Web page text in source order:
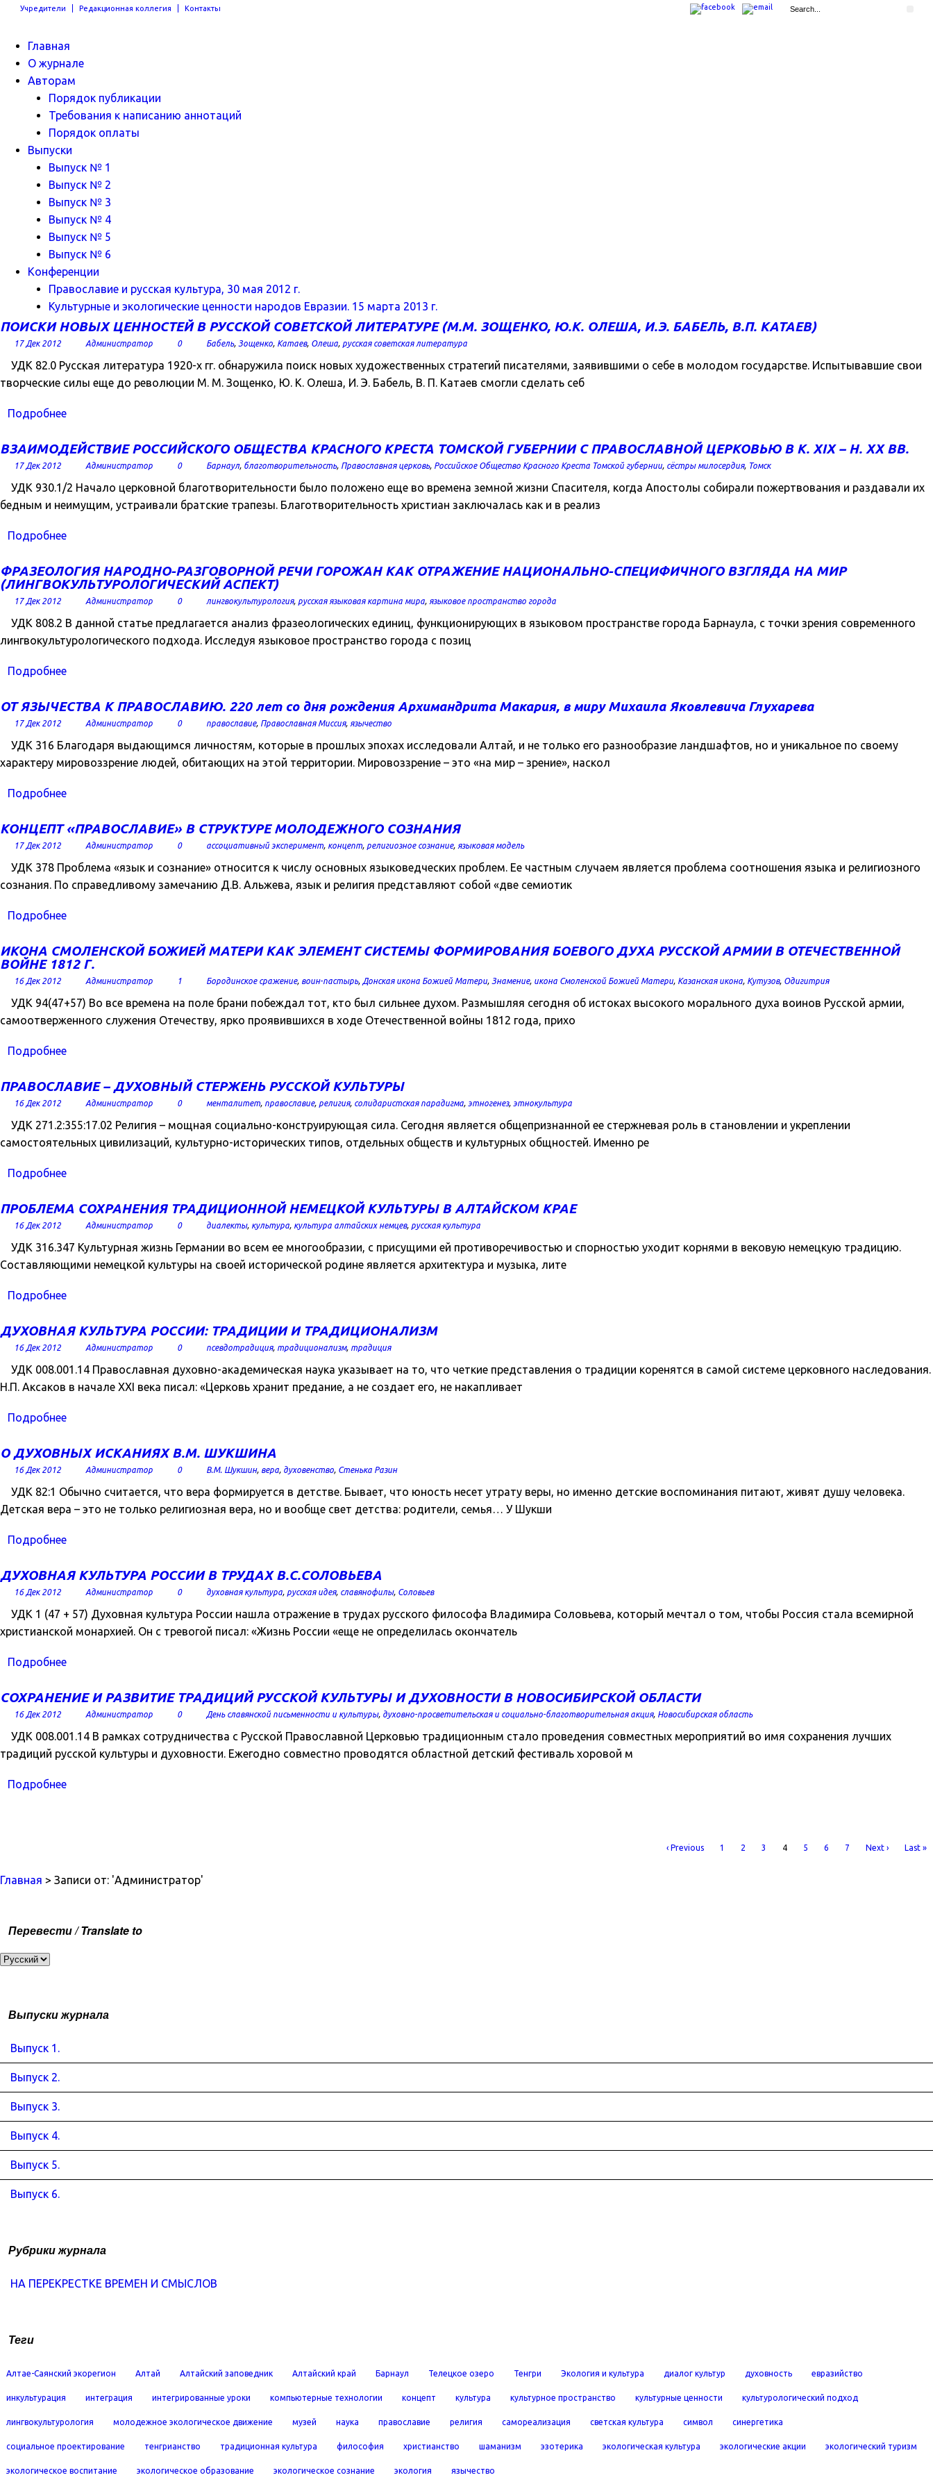
Учредители Редакционная коллегия Контакты
Главная
О журнале
Авторам
Порядок публикации
Требования к написанию аннотаций
Порядок оплаты
Выпуски
Выпуск № 1
Выпуск № 2
Выпуск № 3
Выпуск № 4
Выпуск № 5
Выпуск № 6
Конференции
Православие и русская культура, 30 мая 2012 г.
Культурные и экологические ценности народов Евразии. 15 марта 2013 г.
ПОИСКИ НОВЫХ ЦЕННОСТЕЙ В РУССКОЙ СОВЕТСКОЙ ЛИТЕРАТУРЕ (М.М. ЗОЩЕНКО, Ю.К. ОЛЕША, И.Э. БАБЕЛЬ, В.П. КАТАЕВ)
17 Дек 2012 Администратор 0 Бабель, Зощенко, Катаев, Олеша, русская советская литература
УДК 82.0 Русская литература 1920-х гг. обнаружила поиск новых художественных стратегий писателями, заявившими о себе в молодом государстве. Испытывавшие свои
творческие силы еще до революции М. М. Зощенко, Ю. К. Олеша, И. Э. Бабель, В. П. Катаев смогли сделать себ
Подробнее
ВЗАИМОДЕЙСТВИЕ РОССИЙСКОГО ОБЩЕСТВА КРАСНОГО КРЕСТА ТОМСКОЙ ГУБЕРНИИ С ПРАВОСЛАВНОЙ ЦЕРКОВЬЮ В К. XIX – Н. XX ВВ.
17 Дек 2012 Администратор 0 Барнаул, благотворительность, Православная церковь, Российское Общество Красного Креста Томской губернии, сёстры милосердия, Томск
УДК 930.1/2 Начало церковной благотворительности было положено еще во времена земной жизни Спасителя, когда Апостолы собирали пожертвования и раздавали их
бедным и неимущим, устраивали братские трапезы. Благотворительность христиан заключалась как и в реализ
Подробнее
ФРАЗЕОЛОГИЯ НАРОДНО-РАЗГОВОРНОЙ РЕЧИ ГОРОЖАН КАК ОТРАЖЕНИЕ НАЦИОНАЛЬНО-СПЕЦИФИЧНОГО ВЗГЛЯДА НА МИР
(ЛИНГВОКУЛЬТУРОЛОГИЧЕСКИЙ АСПЕКТ)
17 Дек 2012 Администратор 0 лингвокультурология, русская языковая картина мира, языковое пространство города
УДК 808.2 В данной статье предлагается анализ фразеологических единиц, функционирующих в языковом пространстве города Барнаула, с точки зрения современного
лингвокультурологического подхода. Исследуя языковое пространство города с позиц
Подробнее
ОТ ЯЗЫЧЕСТВА К ПРАВОСЛАВИЮ. 220 лет со дня рождения Архимандрита Макария, в миру Михаила Яковлевича Глухарева
17 Дек 2012 Администратор 0 православие, Православная Миссия, язычество
УДК 316 Благодаря выдающимся личностям, которые в прошлых эпохах исследовали Алтай, и не только его разнообразие ландшафтов, но и уникальное по своему
характеру мировоззрение людей, обитающих на этой территории. Мировоззрение – это «на мир – зрение», наскол
Подробнее
КОНЦЕПТ «ПРАВОСЛАВИЕ» В СТРУКТУРЕ МОЛОДЕЖНОГО СОЗНАНИЯ
17 Дек 2012 Администратор 0 ассоциативный эксперимент, концепт, религиозное сознание, языковая модель
УДК 378 Проблема «язык и сознание» относится к числу основных языковедческих проблем. Ее частным случаем является проблема соотношения языка и религиозного
сознания. По справедливому замечанию Д.В. Альжева, язык и религия представляют собой «две семиотик
Подробнее
ИКОНА СМОЛЕНСКОЙ БОЖИЕЙ МАТЕРИ КАК ЭЛЕМЕНТ СИСТЕМЫ ФОРМИРОВАНИЯ БОЕВОГО ДУХА РУССКОЙ АРМИИ В ОТЕЧЕСТВЕННОЙ
ВОЙНЕ 1812 Г.
16 Дек 2012 Администратор 1 Бородинское сражение, воин-пастырь, Донская икона Божией Матери, Знамение, икона Смоленской Божией Матери, Казанская икона, Кутузов, Одигитрия
УДК 94(47+57) Во все времена на поле брани побеждал тот, кто был сильнее духом. Размышляя сегодня об истоках высокого морального духа воинов Русской армии,
самоотверженного служения Отечеству, ярко проявившихся в ходе Отечественной войны 1812 года, прихо
Подробнее
ПРАВОСЛАВИЕ – ДУХОВНЫЙ СТЕРЖЕНЬ РУССКОЙ КУЛЬТУРЫ
16 Дек 2012 Администратор 0 менталитет, православие, религия, солидаристская парадигма, этногенез, этнокультура
УДК 271.2:355:17.02 Религия – мощная социально-конструирующая сила. Сегодня является общепризнанной ее стержневая роль в становлении и укреплении
самостоятельных цивилизаций, культурно-исторических типов, отдельных обществ и культурных общностей. Именно ре
Подробнее
ПРОБЛЕМА СОХРАНЕНИЯ ТРАДИЦИОННОЙ НЕМЕЦКОЙ КУЛЬТУРЫ В АЛТАЙСКОМ КРАЕ
16 Дек 2012 Администратор 0 диалекты, культура, культура алтайских немцев, русская культура
УДК 316.347 Культурная жизнь Германии во всем ее многообразии, с присущими ей противоречивостью и спорностью уходит корнями в вековую немецкую традицию.
Составляющими немецкой культуры на своей исторической родине является архитектура и музыка, лите
Подробнее
ДУХОВНАЯ КУЛЬТУРА РОССИИ: ТРАДИЦИИ И ТРАДИЦИОНАЛИЗМ
16 Дек 2012 Администратор 0 псевдотрадиция, традиционализм, традиция
УДК 008.001.14 Православная духовно-академическая наука указывает на то, что четкие представления о традиции коренятся в самой системе церковного наследования.
Н.П. Аксаков в начале XXI века писал: «Церковь хранит предание, а не создает его, не накапливает
Подробнее
О ДУХОВНЫХ ИСКАНИЯХ В.М. ШУКШИНА
16 Дек 2012 Администратор 0 В.М. Шукшин, вера, духовенство, Стенька Разин
УДК 82:1 Обычно считается, что вера формируется в детстве. Бывает, что юность несет утрату веры, но именно детские воспоминания питают, живят душу человека.
Детская вера – это не только религиозная вера, но и вообще свет детства: родители, семья… У Шукши
Подробнее
ДУХОВНАЯ КУЛЬТУРА РОССИИ В ТРУДАХ В.С.СОЛОВЬЕВА
16 Дек 2012 Администратор 0 духовная культура, русская идея, славянофилы, Соловьев
УДК 1 (47 + 57) Духовная культура России нашла отражение в трудах русского философа Владимира Соловьева, который мечтал о том, чтобы Россия стала всемирной
христианской монархией. Он с тревогой писал: «Жизнь России «еще не определилась окончатель
Подробнее
СОХРАНЕНИЕ И РАЗВИТИЕ ТРАДИЦИЙ РУССКОЙ КУЛЬТУРЫ И ДУХОВНОСТИ В НОВОСИБИРСКОЙ ОБЛАСТИ
16 Дек 2012 Администратор 0 День славянской письменности и культуры, духовно-просветительская и социально-благотворительная акция, Новосибирская область
УДК 008.001.14 В рамках сотрудничества с Русской Православной Церковью традиционным стало проведения совместных мероприятий во имя сохранения лучших
традиций русской культуры и духовности. Ежегодно совместно проводятся областной детский фестиваль хоровой м
Подробнее
‹ Previous 1 2 3 4 5 6 7 Next › Last »
Главная > Записи от: 'Администратор'
Перевести / Translate to
Выпуски журнала
Выпуск 1.
Выпуск 2.
Выпуск 3.
Выпуск 4.
Выпуск 5.
Выпуск 6.
Рубрики журнала
НА ПЕРЕКРЕСТКЕ ВРЕМЕН И СМЫСЛОВ
Теги
Алтае-Саянский экорегион Алтай Алтайский заповедник Алтайский край Барнаул Телецкое озеро Тенгри Экология и культура диалог культур духовность евразийство
инкультурация интеграция интегрированные уроки компьютерные технологии концепт культура культурное пространство культурные ценности культурологический подход
лингвокультурология молодежное экологическое движение музей наука православие религия самореализация светская культура символ синергетика
социальное проектирование тенгрианство традиционная культура философия христианство шаманизм эзотерика экологическая культура экологические акции экологический туризм
экологическое воспитание экологическое образование экологическое сознание экология язычество